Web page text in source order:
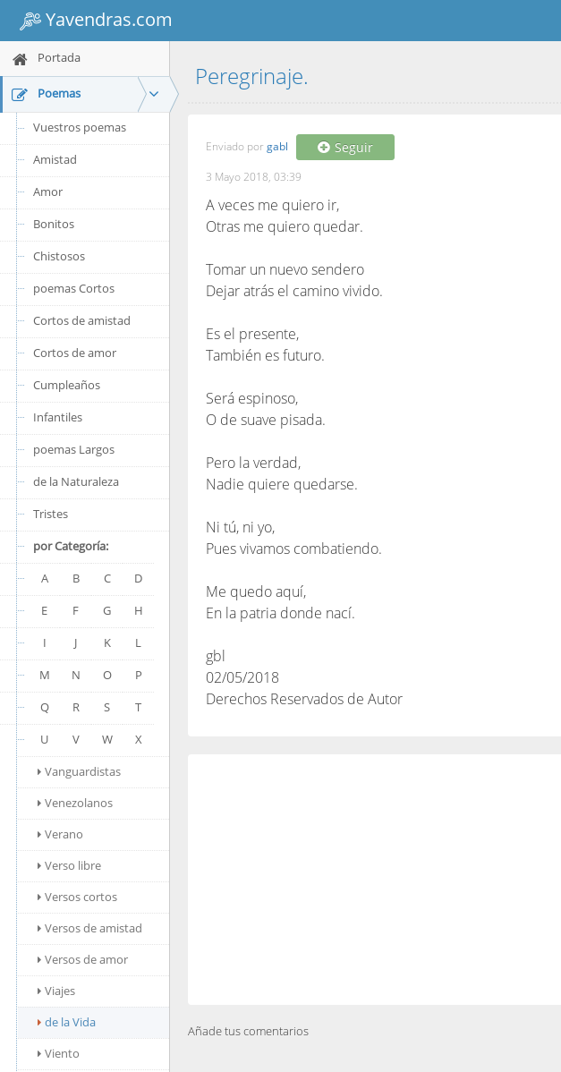
Yavendras.com
Portada
Poemas
Vuestros poemas
Amistad
Amor
Bonitos
Chistosos
poemas Cortos
Cortos de amistad
Cortos de amor
Cumpleaños
Infantiles
poemas Largos
de la Naturaleza
Tristes
por Categoría:
A
B C
D
E
F G
H
I
J K
L
M
N O
P
Q
R S
T
U
V W
X
Vanguardistas
Venezolanos
Verano
Verso libre
Versos cortos
Versos de amistad
Versos de amor
Viajes
de la Vida
Viento
Peregrinaje.
Enviado por gabl Seguir
3 Mayo 2018, 03:39
A veces me quiero ir,
Otras me quiero quedar.
Tomar un nuevo sendero
Dejar atrás el camino vivido.
Es el presente,
También es futuro.
Será espinoso,
O de suave pisada.
Pero la verdad,
Nadie quiere quedarse.
Ni tú, ni yo,
Pues vivamos combatiendo.
Me quedo aquí,
En la patria donde nací.
gbl
02/05/2018
Derechos Reservados de Autor
Añade tus comentarios